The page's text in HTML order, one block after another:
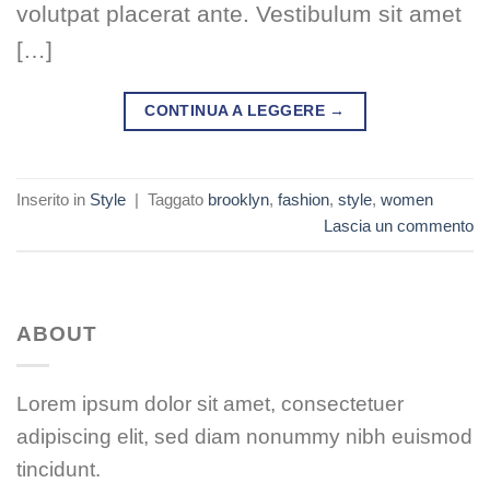
volutpat placerat ante. Vestibulum sit amet
[…]
CONTINUA A LEGGERE →
Inserito in Style | Taggato brooklyn, fashion, style, women
Lascia un commento
ABOUT
Lorem ipsum dolor sit amet, consectetuer
adipiscing elit, sed diam nonummy nibh euismod
tincidunt.